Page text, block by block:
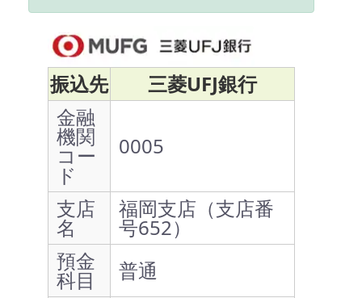
振込先
三菱UFJ銀行
金融
機関
コー
ド
0005
支店
名
福岡支店（支店番
号652）
預金
科目
普通